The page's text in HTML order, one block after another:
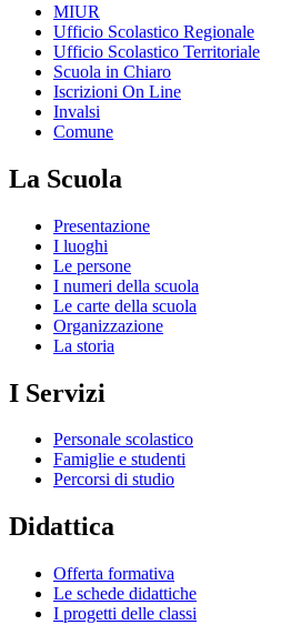
MIUR
Ufficio Scolastico Regionale
Ufficio Scolastico Territoriale
Scuola in Chiaro
Iscrizioni On Line
Invalsi
Comune
La Scuola
Presentazione
I luoghi
Le persone
I numeri della scuola
Le carte della scuola
Organizzazione
La storia
I Servizi
Personale scolastico
Famiglie e studenti
Percorsi di studio
Didattica
Offerta formativa
Le schede didattiche
I progetti delle classi